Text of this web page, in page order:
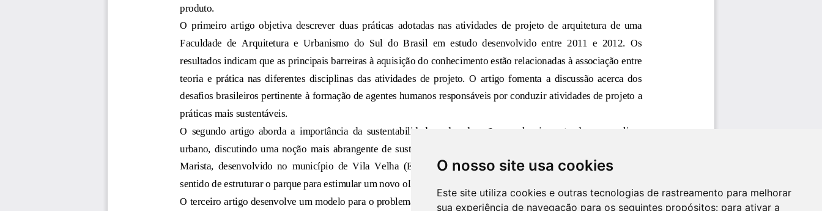
O nosso site usa cookies
Este site utiliza cookies e outras tecnologias de rastreamento para melhorar
sua experiência de navegação para os seguintes propósitos: para ativar a